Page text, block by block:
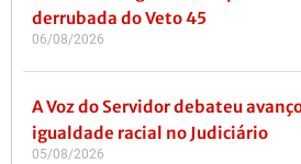
derrubada do Veto 45
06/08/2026
A Voz do Servidor debateu
igualdade racial no Judiciário
05/08/2026